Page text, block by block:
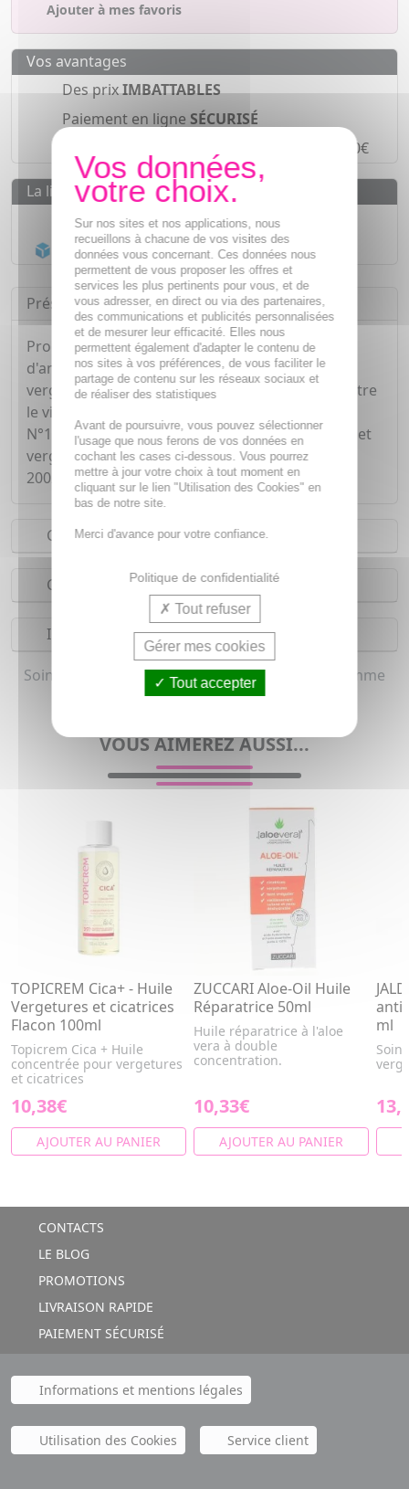
Ajouter à mes favoris
Vos avantages
Des prixIMBATTABLES
Paiement en ligne SÉCURISÉ
à partir de 30€
La livraison
Livraison gratuite dès55€
Acheminement Chronopost en 24h*
Présentation
Produit de soin spécialisé pour la peau afin
d'améliorer l'apparence des cicatrices, des
vergetures et du teint irrégulier. Il agit aussi contre
le vieillissement et la déshydratation de la peau.
N°1 des ventes de produits contre les cicatrices et
vergetures dans 11 pays depuis sa création en
2002.
Conseils d'utilisation
Composition
Indications
Soin vergeture et Prévention vergeture pour femme
(Tous types de peaux)
VOUS AIMEREZ AUSSI...
TOPICREM Cica+ - Huile
Vergetures et cicatrices
Flacon 100ml
Topicrem Cica + Huile
concentrée pour vergetures
et cicatrices
10,38€
AJOUTER AU PANIER
ZUCCARI Aloe-Oil Huile
Réparatrice 50ml
Huile réparatrice à l'aloe
vera à double
concentration.
10,33€
AJOUTER AU PANIER
ml
Soin
CONTACTS
LE BLOG
PROMOTIONS
LIVRAISON RAPIDE
PAIEMENT SÉCURISÉ
Informations et mentions légales
Utilisation des Cookies Service client
Sur nos sites et nos applications, nous
recueillons à chacune de vos visites des
données vous concernant. Ces données nous
permettent de vous proposer les offres et
services les plus pertinents pour vous, et de
vous adresser, en direct ou via des partenaires,
des communications et publicités personnalisées
et de mesurer leur efficacité. Elles nous
permettent également d'adapter le contenu de
nos sites à vos préférences, de vous faciliter le
partage de contenu sur les réseaux sociaux et
de réaliser des statistiques
Avant de poursuivre, vous pouvez sélectionner
l'usage que nous ferons de vos données en
cochant les cases ci-dessous. Vous pourrez
mettre à jour votre choix à tout moment en
cliquant sur le lien "Utilisation des Cookies" en
bas de notre site.
Merci d'avance pour votre confiance.
Politique de confidentialité
Tout refuser
Gérer mes cookies
Tout accepter